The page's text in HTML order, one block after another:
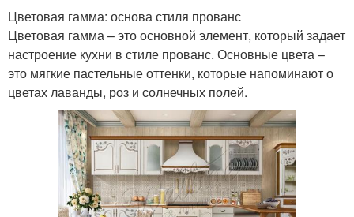
Цветовая гамма: основа стиля прованс
Цветовая гамма – это основной элемент, который задает
настроение кухни в стиле прованс. Основные цвета –
это мягкие пастельные оттенки, которые напоминают о
цветах лаванды, роз и солнечных полей.